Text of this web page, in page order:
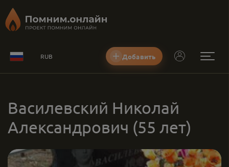
RUB Добавить
Василевский Николай
Александрович (55 лет)